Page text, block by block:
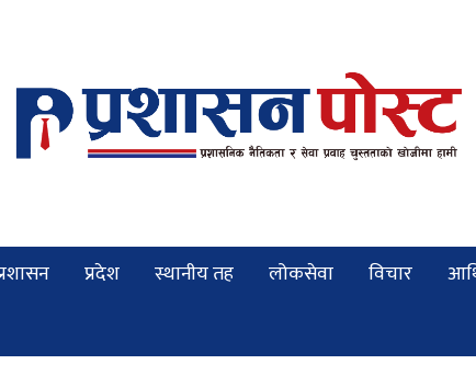
प्रदेश स्थानीय तह लोकसेवा विचार